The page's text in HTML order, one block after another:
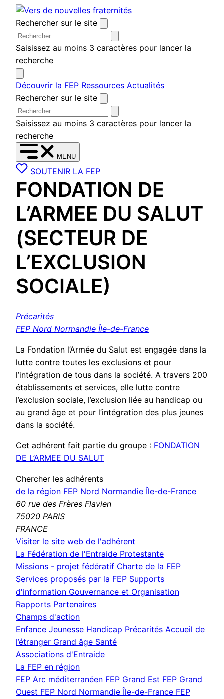
Aller
au
contenu
Rechercher sur le site
Saisissez au moins 3 caractères pour lancer la
recherche
Découvrir la FEP Ressources Actualités
Rechercher sur le site
Saisissez au moins 3 caractères pour lancer la
recherche
MENU
SOUTENIR LA FEP
FONDATION DE
L’ARMEE DU SALUT
(SECTEUR DE
L’EXCLUSION
SOCIALE)
Précarités
FEP Nord Normandie Île-de-France
La Fondation l’Armée du Salut est engagée dans la
lutte contre toutes les exclusions et pour
l’intégration de tous dans la société. A travers 200
établissements et services, elle lutte contre
l’exclusion sociale, l’exclusion liée au handicap ou
au grand âge et pour l’intégration des plus jeunes
dans la société.
Cet adhérent fait partie du groupe : FONDATION
DE L’ARMEE DU SALUT
Chercher les adhérents
de la région FEP Nord Normandie Île-de-France
60 rue des Frères Flavien
75020 PARIS
FRANCE
Visiter le site web de l'adhérent
fenêtre)
La Fédération de l'Entraide Protestante
Missions - projet fédératif Charte de la FEP
Services proposés par la FEP Supports
d'information Gouvernance et Organisation
Rapports Partenaires
Champs d'action
Enfance Jeunesse Handicap Précarités Accueil de
l’étranger Grand âge Santé
Associations d'Entraide
La FEP en région
FEP Arc méditerranéen FEP Grand Est FEP Grand
Ouest FEP Nord Normandie Île-de-France FEP